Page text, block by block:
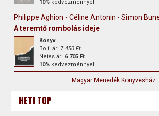
10% kedvezménnyel
Philippe Aghion - Céline Antonin - Simon
A teremtő rombolás ideje
Könyv
Bolti ár:7 450 Ft
Netes ár: 6 705 Ft
10% kedvezménnyel
Magyar Menedék Könyvesház
HETI TOP